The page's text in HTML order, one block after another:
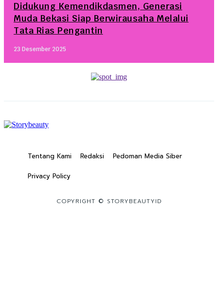
Didukung Kemendikdasmen, Generasi
Muda Bekasi Siap Berwirausaha Melalui
Tata Rias Pengantin
23 Desember 2025
Tentang Kami Redaksi Pedoman Media Siber
Privacy Policy
COPYRIGHT © STORYBEAUTYID